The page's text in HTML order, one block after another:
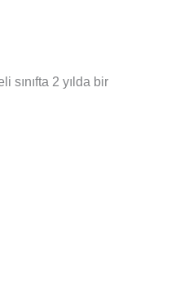
sınıfta 2 yılda bir